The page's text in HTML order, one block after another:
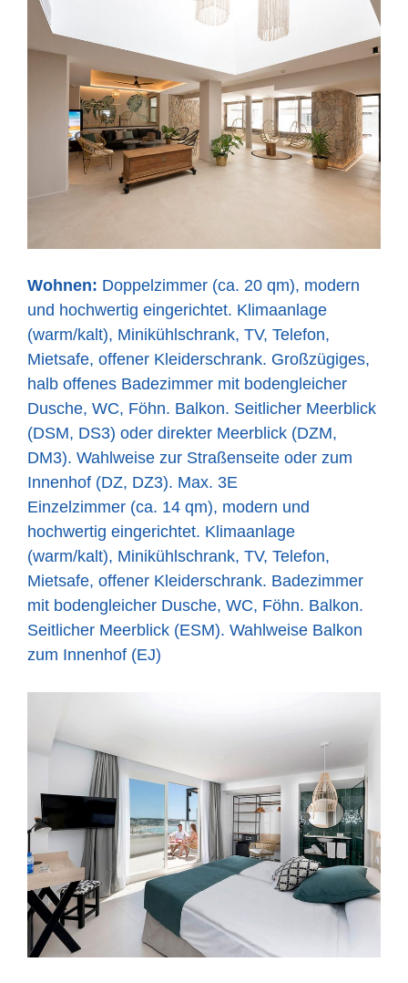
Wohnen: Doppelzimmer (ca. 20 qm), modern
und hochwertig eingerichtet. Klimaanlage
(warm/kalt), Minikühlschrank, TV, Telefon,
Mietsafe, offener Kleiderschrank. Großzügiges,
halb offenes Badezimmer mit bodengleicher
Dusche, WC, Föhn. Balkon. Seitlicher Meerblick
(DSM, DS3) oder direkter Meerblick (DZM,
DM3). Wahlweise zur Straßenseite oder zum
Innenhof (DZ, DZ3). Max. 3E
Einzelzimmer (ca. 14 qm), modern und
hochwertig eingerichtet. Klimaanlage
(warm/kalt), Minikühlschrank, TV, Telefon,
Mietsafe, offener Kleiderschrank. Badezimmer
mit bodengleicher Dusche, WC, Föhn. Balkon.
Seitlicher Meerblick (ESM). Wahlweise Balkon
zum Innenhof (EJ)